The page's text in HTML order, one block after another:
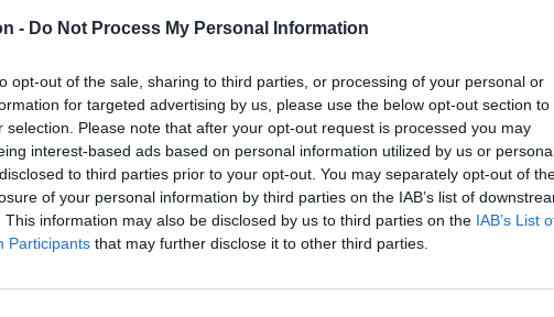
- Do Not Process My Personal Information
opt-out of the sale, sharing to third parties, or processing of your personal or
for targeted advertising by us, please use the below opt-out section to
selection. Please note that after your opt-out request is processed you may
interest-based ads based on personal information utilized by us or
to third parties prior to your opt-out. You may separately opt-out of
of your personal information by third parties on the IAB’s list of
This information may also be disclosed by us to third parties on the IAB’s List
Participants that may further disclose it to other third parties.